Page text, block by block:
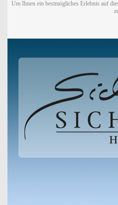
Um Ihnen ein bestmögliches Erlebnis auf